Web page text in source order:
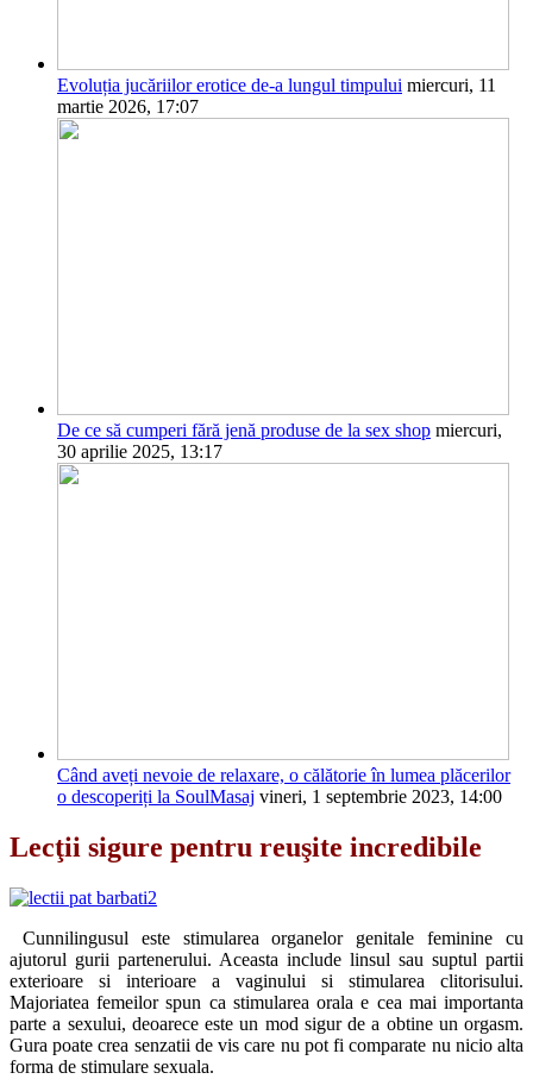
Evoluția jucăriilor erotice de-a lungul timpului miercuri, 11
martie 2026, 17:07
De ce să cumperi fără jenă produse de la sex shop miercuri,
30 aprilie 2025, 13:17
Când aveți nevoie de relaxare, o călătorie în lumea plăcerilor
o descoperiți la SoulMasaj vineri, 1 septembrie 2023, 14:00
Lecţii sigure pentru reuşite incredibile
Cunnilingusul este stimularea organelor genitale feminine cu
ajutorul gurii partenerului. Aceasta include linsul sau suptul partii
exterioare si interioare a vaginului si stimularea clitorisului.
Majoriatea femeilor spun ca stimularea orala e cea mai importanta
parte a sexului, deoarece este un mod sigur de a obtine un orgasm.
Gura poate crea senzatii de vis care nu pot fi comparate nu nicio alta
forma de stimulare sexuala.